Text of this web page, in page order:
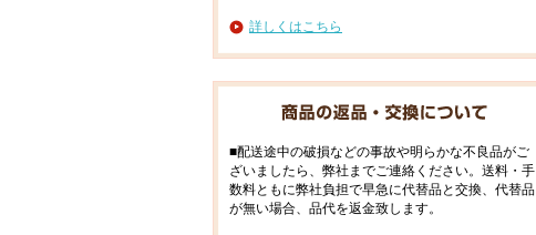
詳しくはこちら
■配送途中の破損などの事故や明らかな不良品がご
ざいましたら、弊社までご連絡ください。送料・手
数料ともに弊社負担で早急に代替品と交換、代替品
が無い場合、品代を返金致します。